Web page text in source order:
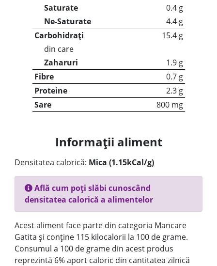
Saturate
0.4 g
Ne-Saturate
4.4 g
Carbohidrați
15.4 g
din care
Zaharuri
1.9 g
Fibre
0.7 g
Proteine
2.3 g
Sare
800 mg
Informații aliment
Densitatea calorică: Mica (1.15kCal/g)
Află cum poți slăbi cunoscând
densitatea calorică a alimentelor
Acest aliment face parte din categoria Mancare
Gatita și conține 115 kilocalorii la 100 de grame.
Consumul a 100 de grame din acest produs
reprezintă 6% aport caloric din cantitatea zilnică